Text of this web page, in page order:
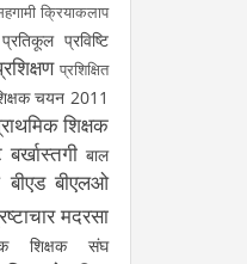
क्रियाकलाप
प्रतिकूल प्रविष्टि
प्रशिक्षित
चयन 2011
शिक्षक
बर्खास्तगी बाल
बीएड बीएलओ
मदरसा
शिक्षक संघ